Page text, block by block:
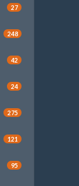
27
248
42
24
275
121
95